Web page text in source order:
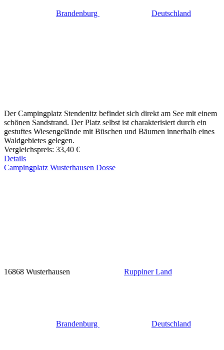
Brandenburg Deutschland
Der Campingplatz Stendenitz befindet sich direkt am See mit einem
schönen Sandstrand. Der Platz selbst ist charakterisiert durch ein
gestuftes Wiesengelände mit Büschen und Bäumen innerhalb eines
Waldgebietes gelegen.
Vergleichspreis: 33,40 €
Details
Campingplatz Wusterhausen Dosse
16868 Wusterhausen Ruppiner Land
Brandenburg Deutschland